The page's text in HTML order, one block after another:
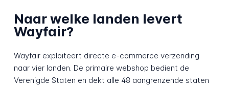
Naar welke landen levert
Wayfair?
Wayfair exploiteert directe e-commerce verzending
naar vier landen. De primaire webshop bedient de
Verenigde Staten en dekt alle 48 aangrenzende staten